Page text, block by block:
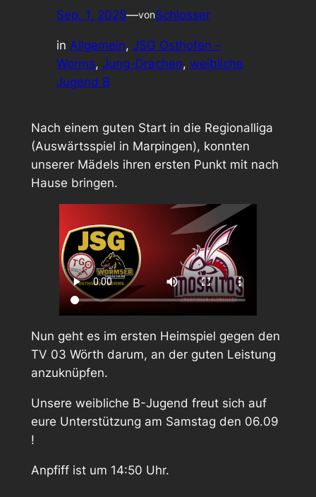
Sep. 1, 2025—vonSchlosser
in Allgemein, JSG Osthofen –
Worms, Jung-Drachen, weibliche
Jugend B
Nach einem guten Start in die Regionalliga
(Auswärtsspiel in Marpingen), konnten
unserer Mädels ihren ersten Punkt mit nach
Hause bringen.
Nun geht es im ersten Heimspiel gegen den
TV 03 Wörth darum, an der guten Leistung
anzuknüpfen.
Unsere weibliche B-Jugend freut sich auf
eure Unterstützung am Samstag den 06.09
!
Anpfiff ist um 14:50 Uhr.